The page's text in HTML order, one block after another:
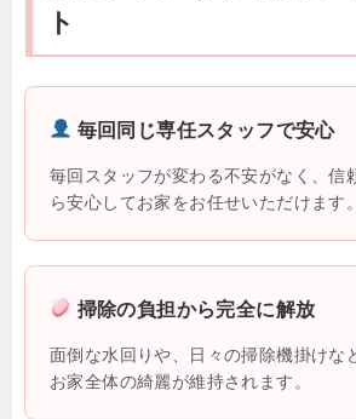
ト
毎回同じ専任スタッフで安心
毎回スタッフが変わる不安がなく、信
ら安心してお家をお任せいただけます。
掃除の負担から完全に解放
面倒な水回りや、日々の掃除機掛けな
お家全体の綺麗が維持されます。